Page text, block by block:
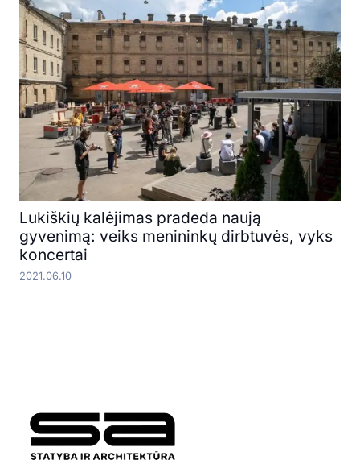
Lukiškių kalėjimas pradeda naują
gyvenimą: veiks menininkų dirbtuvės, vyks
koncertai
2021.06.10